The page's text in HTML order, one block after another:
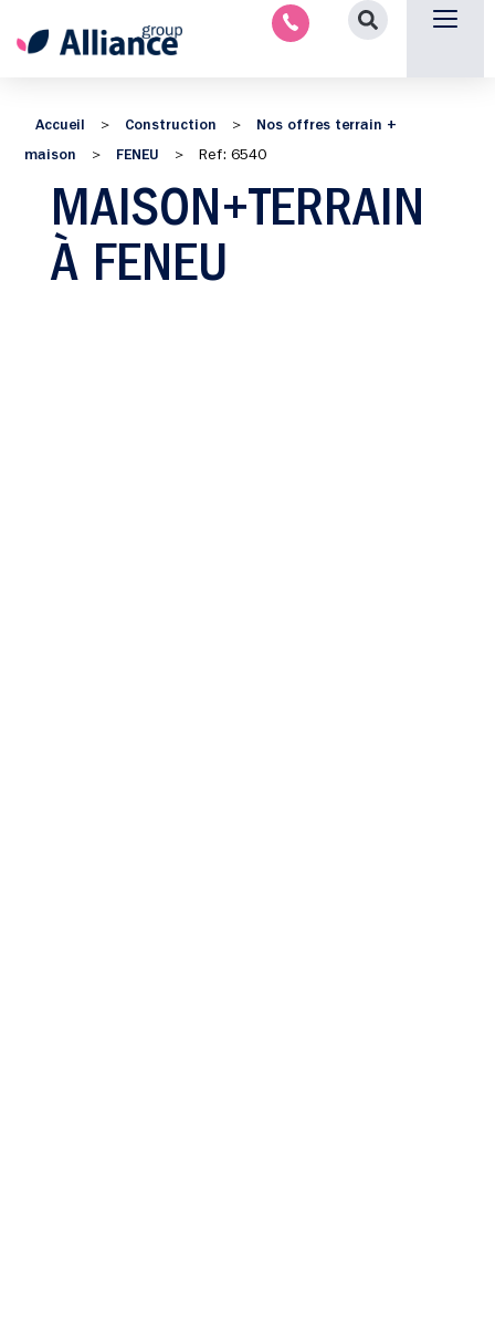
Accueil > Construction >
Nos offres terrain +
maison
> FENEU > Ref: 6540
MAISON+TERRAIN
À FENEU